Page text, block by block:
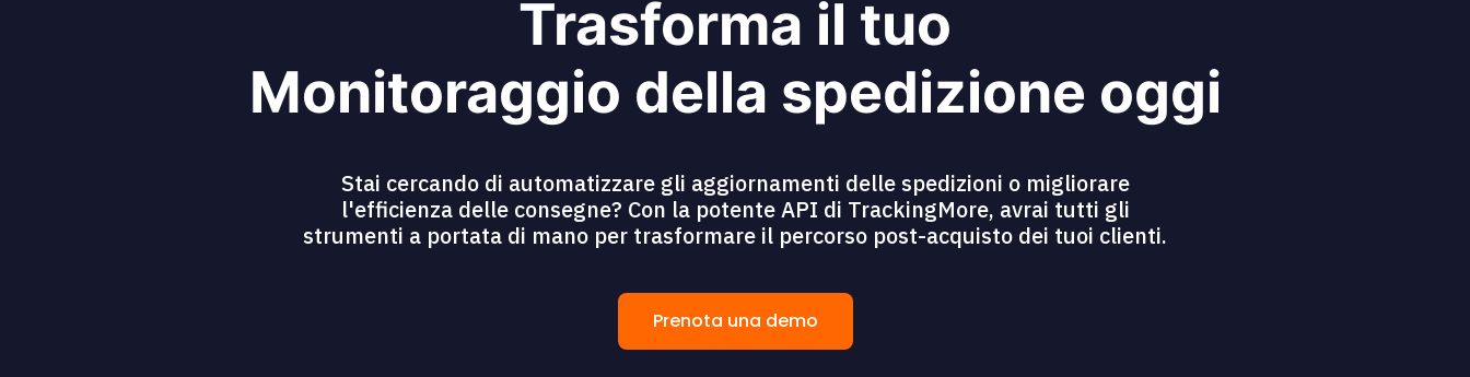
Trasforma il tuo
Monitoraggio della spedizione oggi
Stai cercando di automatizzare gli aggiornamenti delle spedizioni o migliorare
l'efficienza delle consegne? Con la potente API di TrackingMore, avrai tutti gli
strumenti a portata di mano per trasformare il percorso post-acquisto dei tuoi clienti.
Prenota una demo